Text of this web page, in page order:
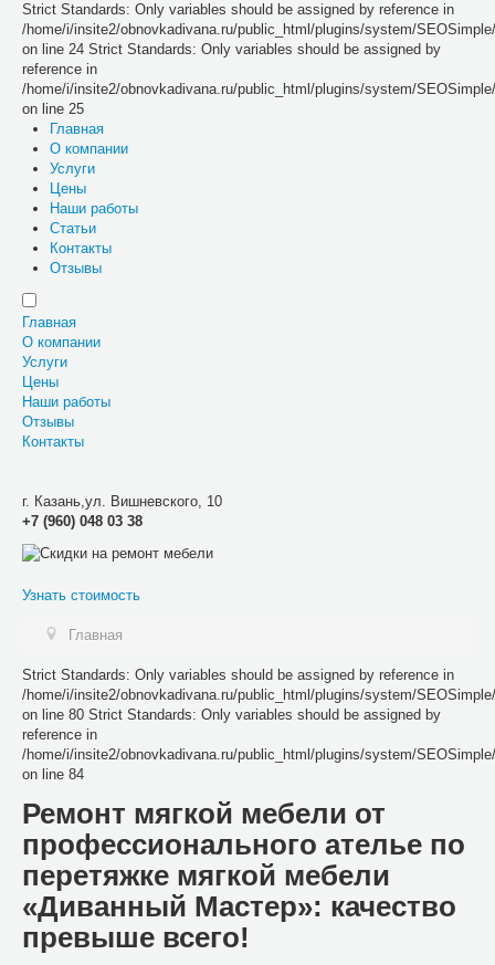
Strict Standards: Only variables should be assigned by reference in
/home/i/insite2/obnovkadivana.ru/public_html/plugins/system/
on line 24 Strict Standards: Only variables should be assigned by
reference in
/home/i/insite2/obnovkadivana.ru/public_html/plugins/system/
on line 25
Главная
О компании
Услуги
Цены
Наши работы
Статьи
Контакты
Отзывы
Главная
О компании
Услуги
Цены
Наши работы
Отзывы
Контакты
г. Казань,ул. Вишневского, 10
+7 (960) 048 03 38
Узнать стоимость
Главная
Strict Standards: Only variables should be assigned by reference in
/home/i/insite2/obnovkadivana.ru/public_html/plugins/system/
on line 80 Strict Standards: Only variables should be assigned by
reference in
/home/i/insite2/obnovkadivana.ru/public_html/plugins/system/
on line 84
Ремонт мягкой мебели от
профессионального ателье по
перетяжке мягкой мебели
«Диванный Мастер»: качество
превыше всего!